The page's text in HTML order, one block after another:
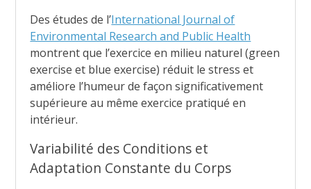
Des études de l’International Journal of
Environmental Research and Public Health
montrent que l’exercice en milieu naturel (green
exercise et blue exercise) réduit le stress et
améliore l’humeur de façon significativement
supérieure au même exercice pratiqué en
intérieur.
Variabilité des Conditions et
Adaptation Constante du Corps